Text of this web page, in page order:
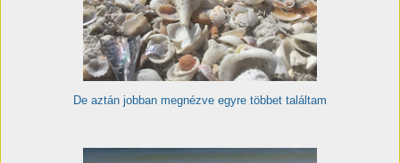
De aztán jobban megnézve egyre többet találtam